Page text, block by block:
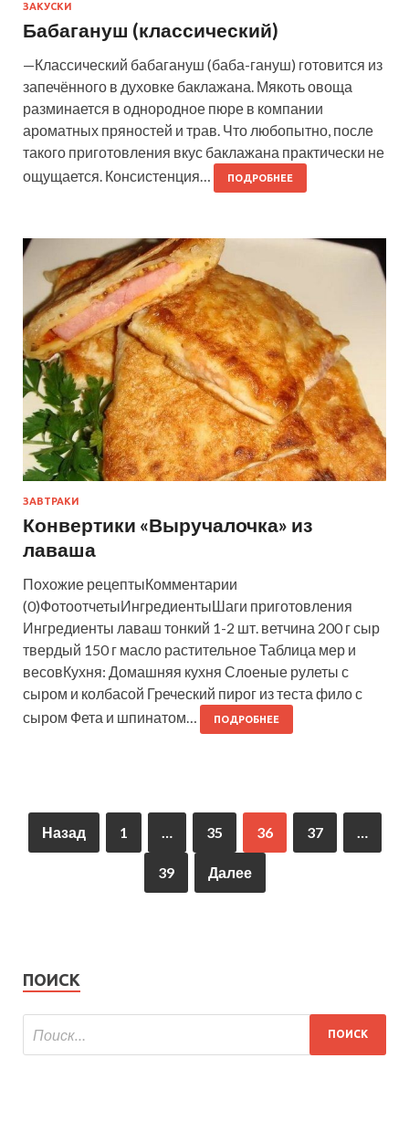
ЗАКУСКИ
Бабагануш (классический)
—Классический бабагануш (баба-гануш) готовится из
запечённого в духовке баклажана. Мякоть овоща
разминается в однородное пюре в компании
ароматных пряностей и трав. Что любопытно, после
такого приготовления вкус баклажана практически не
ощущается. Консистенция…
ПОДРОБНЕЕ
ЗАВТРАКИ
Конвертики «Выручалочка» из
лаваша
Похожие рецептыКомментарии
(0)ФотоотчетыИнгредиентыШаги приготовления
Ингредиенты лаваш тонкий 1-2 шт. ветчина 200 г сыр
твердый 150 г масло растительное Таблица мер и
весовКухня: Домашняя кухня Слоеные рулеты с
сыром и колбасой Греческий пирог из теста фило с
сыром Фета и шпинатом…
ПОДРОБНЕЕ
Назад 1 35 36 37
39 Далее
ПОИСК